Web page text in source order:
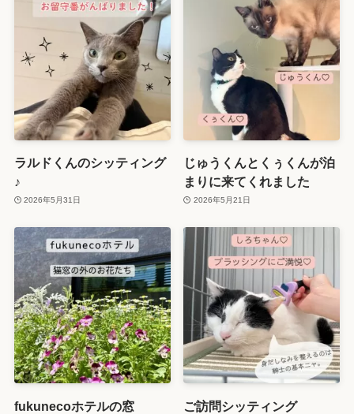
ラルドくんのシッティング
♪
2026年5月31日
じゅうくんとくぅくんが泊
まりに来てくれました
2026年5月21日
fukunecoホテルの窓 ご訪問シッティング